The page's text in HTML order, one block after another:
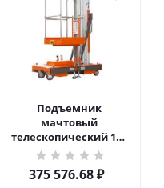
Подъемник
мачтовый
телескопический 125
кг 6 м TOR GTWY6-100
DC 1-мачтовый
(автономный) (G) в
375 576.68₽